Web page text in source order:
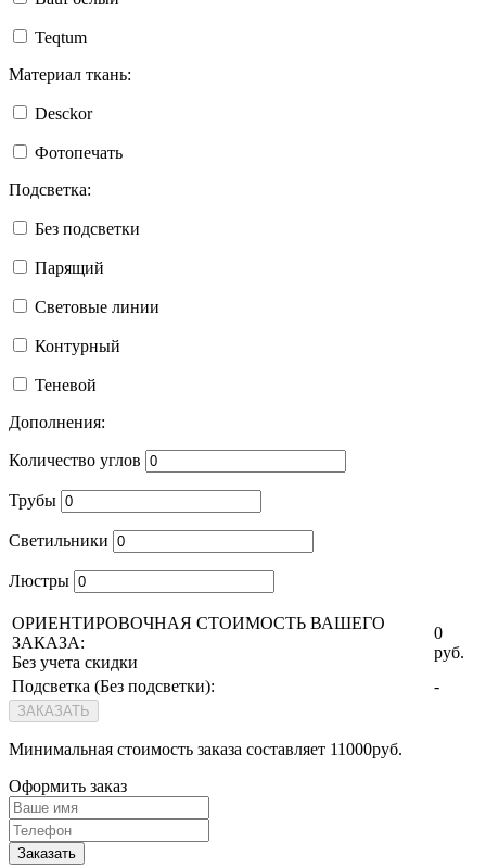
Teqtum
Материал ткань:
Desckor
Фотопечать
Подсветка:
Без подсветки
Парящий
Световые линии
Контурный
Теневой
Дополнения:
Количество углов
Трубы
Светильники
Люстры
ОРИЕНТИРОВОЧНАЯ СТОИМОСТЬ ВАШЕГО
ЗАКАЗА:
Без учета скидки
0
руб.
Подсветка (Без подсветки): -
ЗАКАЗАТЬ
Минимальная стоимость заказа составляет 11000руб.
Оформить заказ
Заказать